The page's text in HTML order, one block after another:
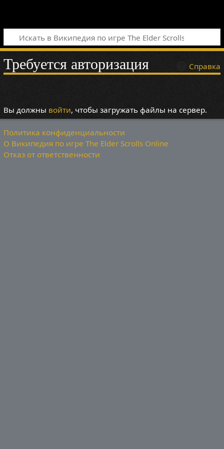
Справка
Требуется авторизация
Вы должны войти, чтобы загружать файлы на сервер.
Политика конфиденциальности
О Википедия по игре The Elder Scrolls Online
Отказ от ответственности